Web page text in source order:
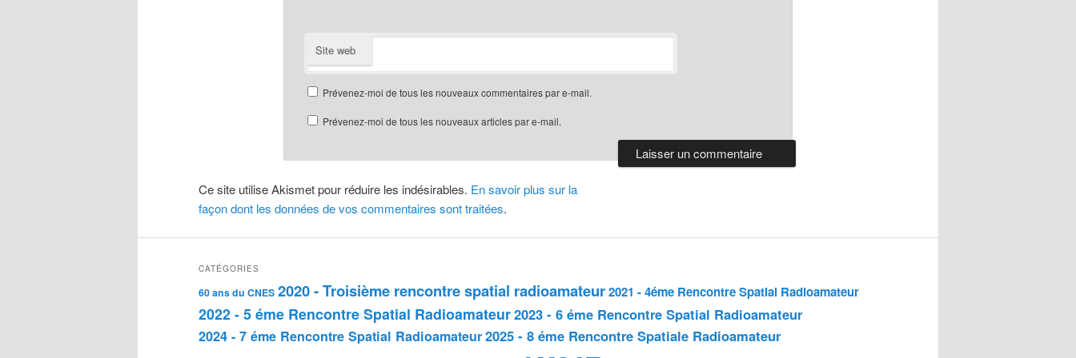
Site web
Prévenez-moi de tous les nouveaux commentaires par e-mail.
Prévenez-moi de tous les nouveaux articles par e-mail.
Ce site utilise Akismet pour réduire les indésirables. En savoir plus sur la
façon dont les données de vos commentaires sont traitées.
CATÉGORIES
60 ans du CNES 2020 - Troisième rencontre spatial radioamateur2021 - 4éme Rencontre Spatial Radioamateur
2022 - 5 éme Rencontre Spatial Radioamateur2023 - 6 éme Rencontre Spatial Radioamateur
2024 - 7 éme Rencontre Spatial Radioamateur2025 - 8 éme Rencontre Spatiale Radioamateur